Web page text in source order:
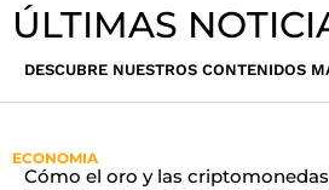
ÚLTIMAS
DESCUBRE NUESTROS CONTENIDOS
ECONOMIA
Cómo el oro y las